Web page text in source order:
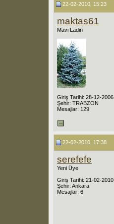
22-02-2010, 15:23
maktas61
Mavi Ladin
Giriş Tarihi: 28-12-2006
Şehir: TRABZON
Mesajlar: 129
22-02-2010, 17:38
serefefe
Yeni Üye
Giriş Tarihi: 21-02-2010
Şehir: Ankara
Mesajlar: 6